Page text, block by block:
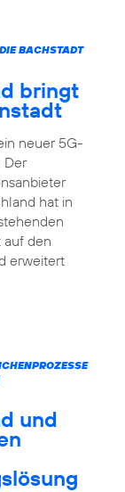
BACHSTADT
bringt
neuer 5G-
Der
hat in
den
erweitert
und